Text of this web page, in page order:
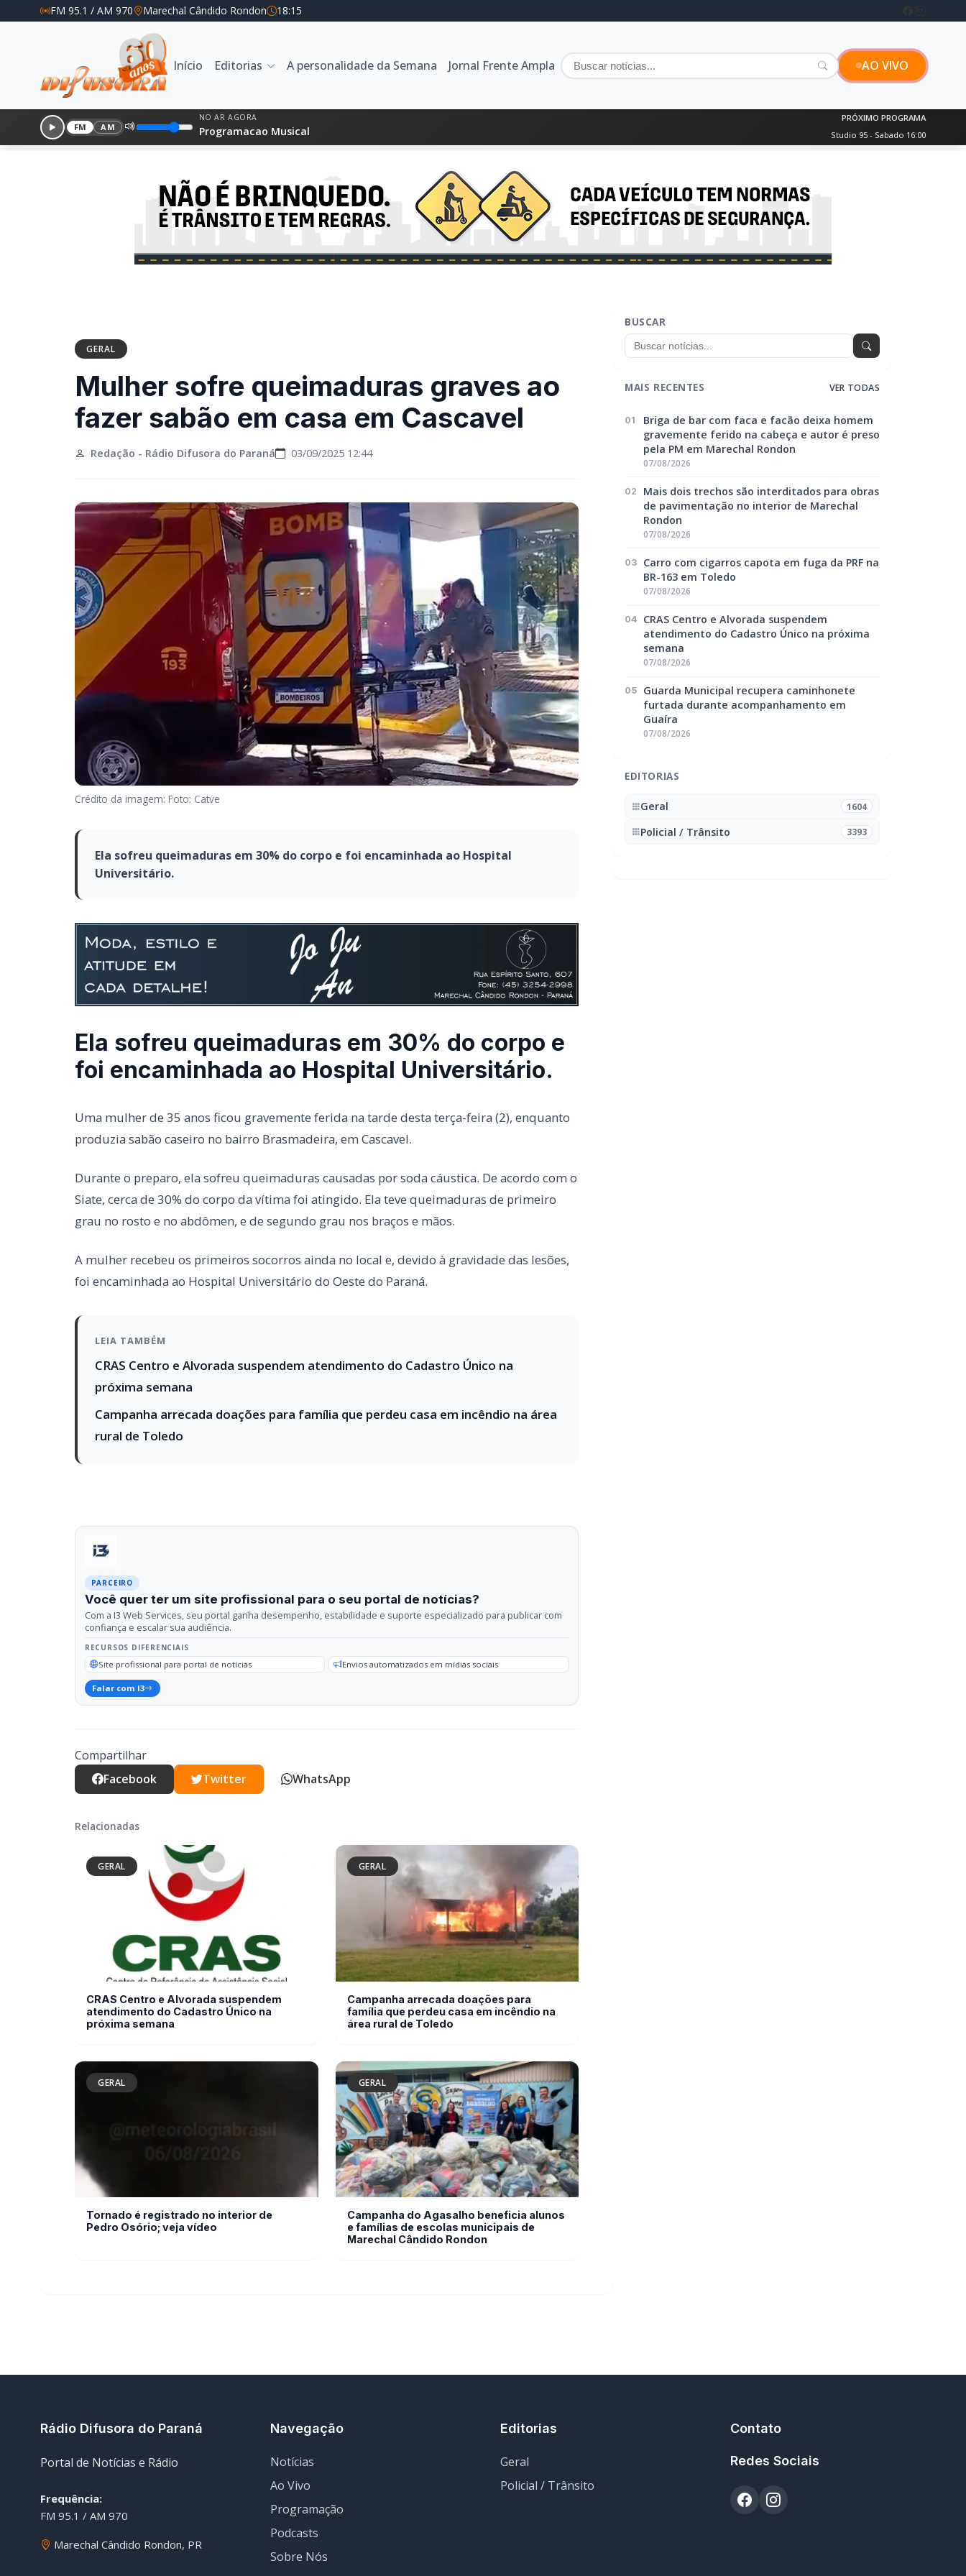
FM 95.1 / AM 970 Marechal Cândido Rondon 18:15
Início Editorias A personalidade da Semana Jornal Frente Ampla AO VIVO
FM AM
NO AR AGORA
Programacao Musical
PRÓXIMO PROGRAMA
Studio 95 - Sabado 16:00
GERAL
Mulher sofre queimaduras graves ao
fazer sabão em casa em Cascavel
Redação - Rádio Difusora do Paraná 03/09/2025 12:44
Crédito da imagem: Foto: Catve
Ela sofreu queimaduras em 30% do corpo e foi encaminhada ao Hospital
Universitário.
Ela sofreu queimaduras em 30% do corpo e
foi encaminhada ao Hospital Universitário.
Uma mulher de 35 anos ficou gravemente ferida na tarde desta terça-feira (2), enquanto
produzia sabão caseiro no bairro Brasmadeira, em Cascavel.
Durante o preparo, ela sofreu queimaduras causadas por soda cáustica. De acordo com o
grau no rosto e no abdômen, e de segundo grau nos braços e mãos.
foi encaminhada ao Hospital Universitário do Oeste do Paraná.
CRAS Centro e Alvorada suspendem atendimento do Cadastro Único na
próxima semana
Site profissional para portal de notícias
Falar com I3
Compartilhar
Facebook
Twitter WhatsApp
GERAL
CRAS Centro e Alvorada suspendem
atendimento do Cadastro Único na
próxima semana
Campanha arrecada doações para
família que perdeu casa em incêndio na
área rural de Toledo
GERAL GERAL
Campanha do Agasalho beneficia alunos
e famílias de escolas municipais de
Marechal Cândido Rondon
BUSCAR
MAIS RECENTES VER TODAS
01
Briga de bar com faca e facão deixa homem
gravemente ferido na cabeça e autor é preso
pela PM em Marechal Rondon
07/08/2026
02
Mais dois trechos são interditados para obras
de pavimentação no interior de Marechal
Rondon
07/08/2026
03
Carro com cigarros capota em fuga da PRF na
BR-163 em Toledo
07/08/2026
04
CRAS Centro e Alvorada suspendem
atendimento do Cadastro Único na próxima
semana
07/08/2026
05
Guarda Municipal recupera caminhonete
furtada durante acompanhamento em
Guaíra
07/08/2026
EDITORIAS
Geral 1604
Policial / Trânsito 3393
Ao Vivo
Podcasts
Policial / Trânsito
© 2026 Rádio Difusora do Paraná. Todos os direitos reservados.